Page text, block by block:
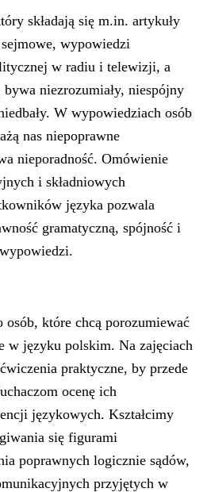
składają się m.in. artykuły
wypowiedzi
w radiu i telewizji, a
niezrozumiały, niespójny
W wypowiedziach osób
nas niepoprawne
nieporadność. Omówienie
i składniowych
języka pozwala
gramatyczną, spójność i
osób, które chcą porozumiewać
w języku polskim. Na zajęciach
praktyczne, by przede
ocenę ich
językowych. Kształcimy
się figurami
poprawnych logicznie sądów,
przyjętych w